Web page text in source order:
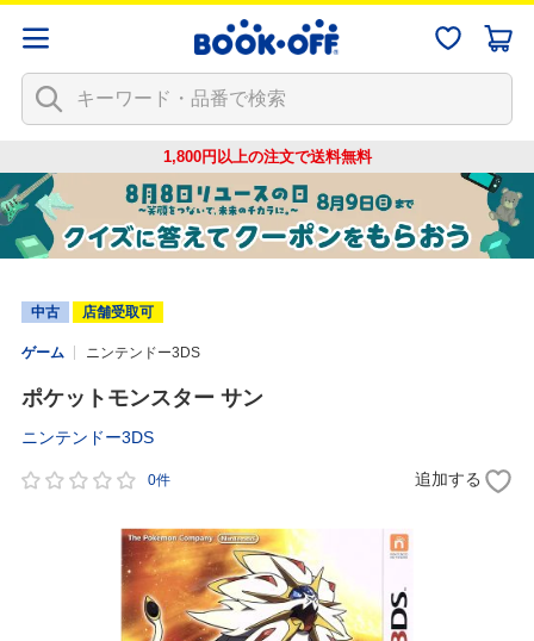
1,800円以上の注文で送料無料
中古 店舗受取可
ゲーム ニンテンドー3DS
ポケットモンスター サン
ニンテンドー3DS
0件 追加する